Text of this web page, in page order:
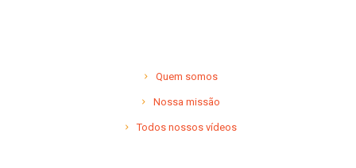
Quem somos
Nossa missão
Todos nossos vídeos